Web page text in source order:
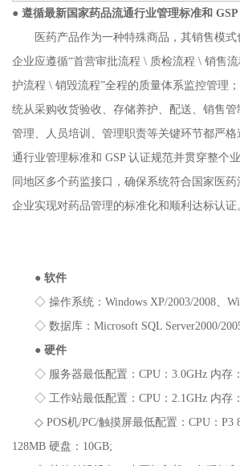
● 遵循最新国家药品流通行业管理标准和
医药产品作为一种特殊商品，其销售模式
企业应遵循“首营审批流程 \ 质检流程 \ 销售
护流程 \ 销毁流程”全程的质量体系监控管理
统从采购收货验收、存储养护、配送、销售
管理、人员培训、管理职责等关键环节都严
通行业管理标准和 GSP 认证规范并贯穿整个
同地区多个药监接口，确保系统符合国家医
企业实现对药品管理的标准化和顺利达标认证
● 软件
◇ 操作系统：Windows XP/2003/2008、
◇ 数据库：Microsoft SQL Server2000/
● 硬件
◇ 服务器最低配置：CPU：3.0GHz 内存：
◇ 工作站最低配置：CPU：2.1GHz 内存：
◇ POS机/PC/触摸屏最低配置：CPU：P3
128MB 硬盘：10GB;